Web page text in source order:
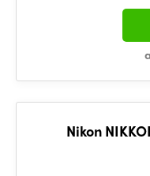
Nikon